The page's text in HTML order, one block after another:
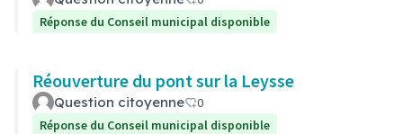
Réponse du Conseil municipal disponible
Réouverture du pont sur la Leysse
Question citoyenne
0
Réponse du Conseil municipal disponible